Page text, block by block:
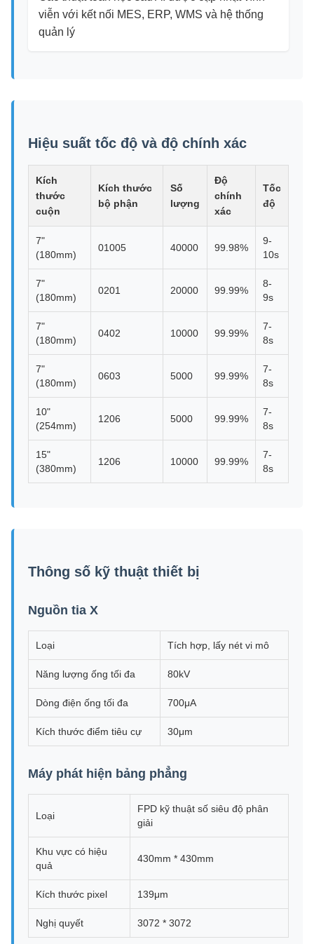
viễn với kết nối MES, ERP, WMS và hệ thống
quản lý
Hiệu suất tốc độ và độ chính xác
Kích
thước
cuộn
Kích thước
bộ phận
Số
lượng
Độ
chính
xác
Tốc
độ
7"
(180mm)
01005 40000 99.98%
9-
10s
7"
(180mm)
0201 20000 99.99%
8-
9s
7"
(180mm)
0402 10000 99.99%
7-
8s
7"
(180mm)
0603 5000 99.99%
7-
8s
10"
(254mm)
1206 5000 99.99%
7-
8s
15"
(380mm)
1206 10000 99.99%
7-
8s
Thông số kỹ thuật thiết bị
Nguồn tia X
Loại Tích hợp, lấy nét vi mô
Năng lượng ống tối đa 80kV
Dòng điện ống tối đa 700μA
Kích thước điểm tiêu cự 30μm
Máy phát hiện bảng phẳng
Loại
FPD kỹ thuật số siêu độ phân
giải
Khu vực có hiệu
quả
430mm * 430mm
Kích thước pixel 139μm
Nghị quyết 3072 * 3072